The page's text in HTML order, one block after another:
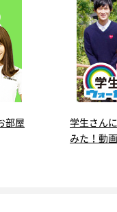
部屋
学生さん
みた！動